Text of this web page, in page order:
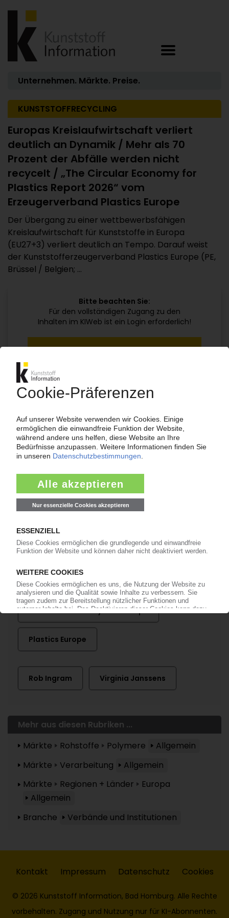
Unternehmen. Märkte. Preise.
KUNSTSTOFFRECYCLING
Europas Kreislaufwirtschaft verliert
deutlich an Dynamik / Mehr als 70
Prozent der Abfälle werden nicht
recycelt / „The Circular Economy for
Plastics Report 2026“ vom
Erzeugerverband Plastics Europe
Der Übergang zu einer wettbewerbsfähigen
Kreislaufwirtschaft für Kunststoffe in Europa
(EU27+3) verliert deutlich an Tempo. Darauf weist
der Kunststofferzeugerverband Plastics Europe (PE,
Brüssel / Belgien; ...
Bitte beachten Sie:
Für den vollständigen Zugang zu den
Inhalten im KIWeb ist ein Login erforderlich!
Ihr KI Zugang
ab99€/Monat
Jetzt kostenlos testen
Bereits KI-Abonnent? Jetzt
anmelden!
Mehr zu ...
Ineos Olefins & Polymers Europe
Plastics Europe
Rob Ingram Virginia Janssens
Mehr aus diesen Rubriken ...
Märkte
Rohstoffe Polymere
Allgemein
Märkte
Verarbeitung
Allgemein
Märkte
Regionen + Länder
Europa
Allgemein
Branche
Verbände und Institutionen
Kontakt Impressum Datenschutz Cookies
© 2026 Kunststoff Information, Bad Homburg. Alle Rechte
vorbehalten. Zugang und Nutzung nur für KI-Abonnenten.